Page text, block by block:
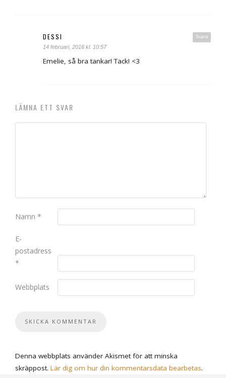
Svara
DESSI
14 februari, 2016 kl. 10:57
Emelie, så bra tankar! Tack! <3
LÄMNA ETT SVAR
Namn *
E-
postadress
*
Webbplats
Denna webbplats använder Akismet för att minska
skräppost. Lär dig om hur din kommentarsdata bearbetas.